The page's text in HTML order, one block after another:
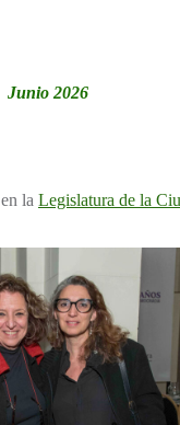
Junio 2026
en la Legislatura de la